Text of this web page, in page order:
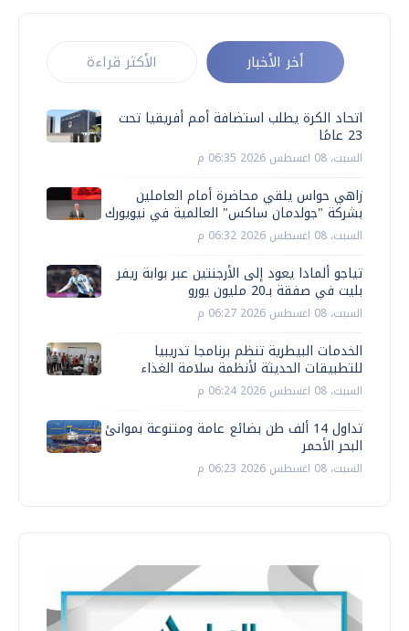
أخر الأخبار الأكثر قراءة
اتحاد الكرة يطلب استضافة أمم أفريقيا تحت
23 عامًا
السبت، 08 اغسطس 2026 06:35 م
زاهي حواس يلقي محاضرة أمام العاملين
بشركة "جولدمان ساكس" العالمية في نيويورك
السبت، 08 اغسطس 2026 06:32 م
تياجو ألمادا يعود إلى الأرجنتين عبر بوابة ريفر
بليت في صفقة بـ20 مليون يورو
السبت، 08 اغسطس 2026 06:27 م
الخدمات البيطرية تنظم برنامجا تدريبيا
للتطبيقات الحديثة لأنظمة سلامة الغذاء
السبت، 08 اغسطس 2026 06:24 م
تداول 14 ألف طن بضائع عامة ومتنوعة بموانئ
البحر الأحمر
السبت، 08 اغسطس 2026 06:23 م